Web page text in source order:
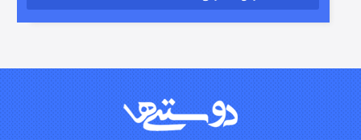
قسمت۲ (دوبله) منتشر شد